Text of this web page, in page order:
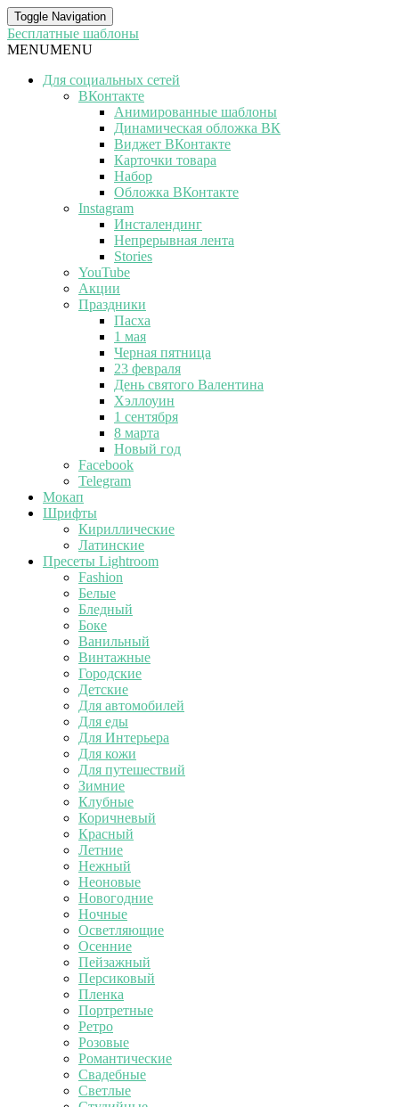
Toggle Navigation
Бесплатные шаблоны
MENUMENU
Для социальных сетей
ВКонтакте
Анимированные шаблоны
Динамическая обложка ВК
Виджет ВКонтакте
Карточки товара
Набор
Обложка ВКонтакте
Instagram
Инсталендинг
Непрерывная лента
Stories
YouTube
Акции
Праздники
Пасха
1 мая
Черная пятница
23 февраля
День святого Валентина
Хэллоуин
1 сентября
8 марта
Новый год
Facebook
Telegram
Мокап
Шрифты
Кириллические
Латинские
Пресеты Lightroom
Fashion
Белые
Бледный
Боке
Ванильный
Винтажные
Городские
Детские
Для автомобилей
Для еды
Для Интерьера
Для кожи
Для путешествий
Зимние
Клубные
Коричневый
Красный
Летние
Нежный
Неоновые
Новогодние
Ночные
Осветляющие
Осенние
Пейзажный
Персиковый
Пленка
Портретные
Ретро
Розовые
Романтические
Свадебные
Светлые